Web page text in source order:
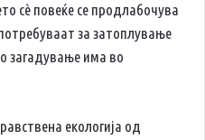
сè повеќе се продлабочува
за затоплување
загадување има во
екологија од